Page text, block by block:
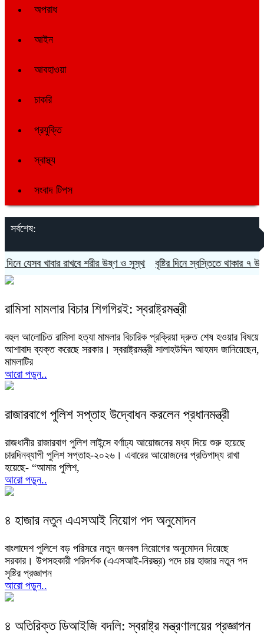
অপরাধ
আইন
আবহাওয়া
চাকরি
প্রযুক্তি
স্বাস্থ্য
সংবাদ টিপস
সর্বশেষ:
যেসব খাবার রাখবে শরীর উষ্ণ ও সুস্থ বৃষ্টির দিনে স্বস্তিতে থাকার ৭ উপায়
রামিসা মামলার বিচার শিগগিরই: স্বরাষ্ট্রমন্ত্রী
বহুল আলোচিত রামিসা হত্যা মামলার বিচারিক প্রক্রিয়া দ্রুত শেষ হওয়ার বিষয়ে
আশাবাদ ব্যক্ত করেছে সরকার। স্বরাষ্ট্রমন্ত্রী সালাহউদ্দিন আহমদ জানিয়েছেন,
মামলাটির
আরো পড়ুন..
রাজারবাগে পুলিশ সপ্তাহ উদ্বোধন করলেন প্রধানমন্ত্রী
রাজধানীর রাজারবাগ পুলিশ লাইন্সে বর্ণাঢ্য আয়োজনের মধ্য দিয়ে শুরু হয়েছে
চারদিনব্যাপী পুলিশ সপ্তাহ-২০২৬। এবারের আয়োজনের প্রতিপাদ্য রাখা
হয়েছে- “আমার পুলিশ,
আরো পড়ুন..
৪ হাজার নতুন এএসআই নিয়োগ পদ অনুমোদন
বাংলাদেশ পুলিশে বড় পরিসরে নতুন জনবল নিয়োগের অনুমোদন দিয়েছে
সরকার। উপসহকারী পরিদর্শক (এএসআই-নিরস্ত্র) পদে চার হাজার নতুন পদ
সৃষ্টির প্রজ্ঞাপন
আরো পড়ুন..
৪ অতিরিক্ত ডিআইজি বদলি: স্বরাষ্ট্র মন্ত্রণালয়ের প্রজ্ঞাপন